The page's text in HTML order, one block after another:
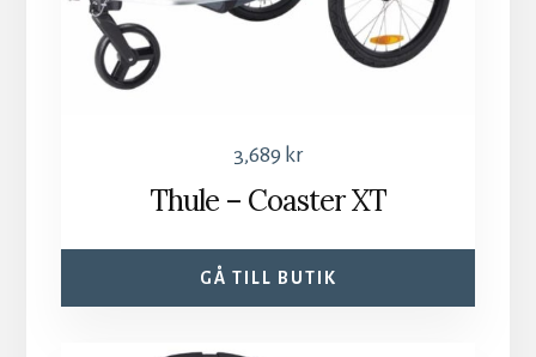
3,689 kr
Thule – Coaster XT
GÅ TILL BUTIK